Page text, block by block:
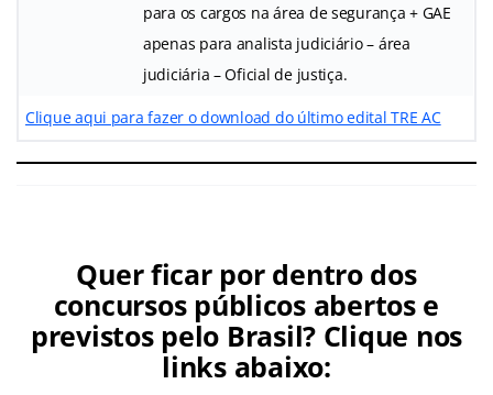
para os cargos na área de segurança + GAE
apenas para analista judiciário – área
judiciária – Oficial de justiça.
Clique aqui para fazer o download do último edital TRE AC
Quer ficar por dentro dos
concursos públicos abertos e
previstos pelo Brasil? Clique nos
links abaixo: